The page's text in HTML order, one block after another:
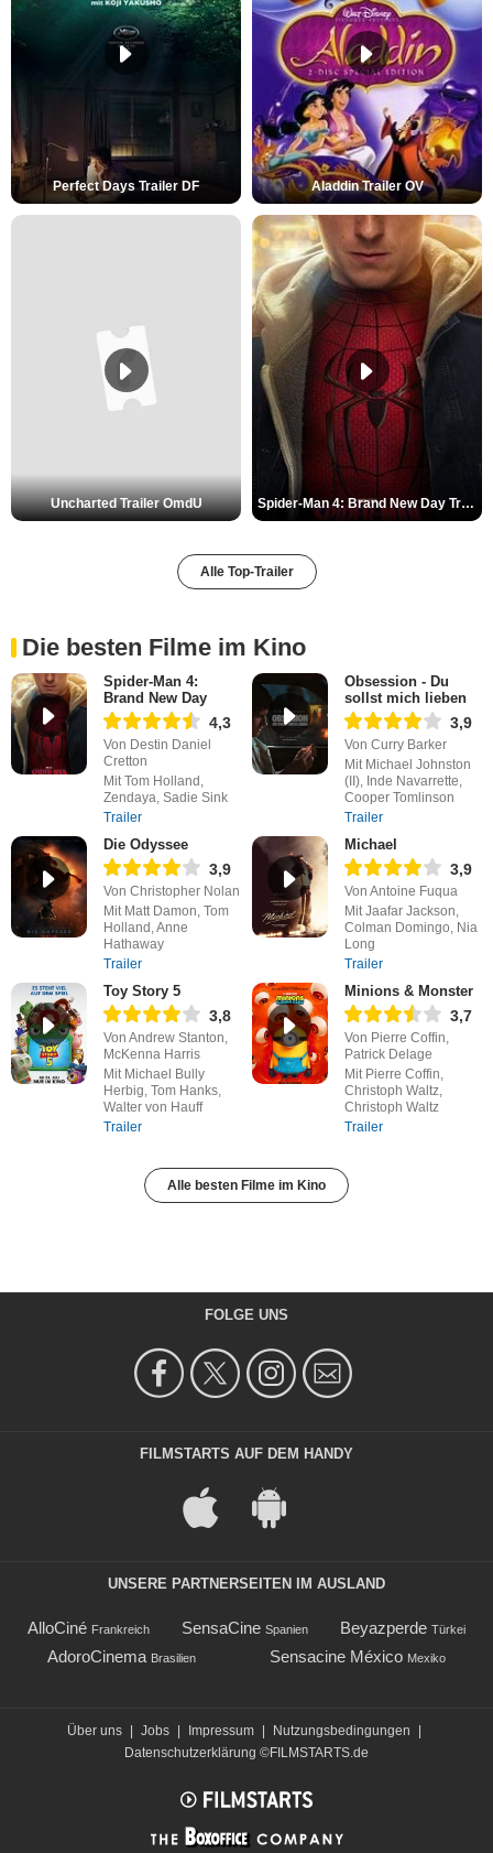
Perfect Days Trailer DF Aladdin Trailer OV
Uncharted Trailer OmdU Spider-Man 4: Brand New Day Trailer (3) DF
Alle Top-Trailer
Die besten Filme im Kino
Spider-Man 4:
Brand New Day
4,3
Von Destin Daniel
Cretton
Mit Tom Holland,
Zendaya, Sadie Sink
Trailer
Obsession - Du
sollst mich lieben
3,9
Von Curry Barker
Mit Michael Johnston
(II), Inde Navarrette,
Cooper Tomlinson
Trailer
Die Odyssee
3,9
Von Christopher Nolan
Mit Matt Damon, Tom
Holland, Anne
Hathaway
Trailer
Michael
3,9
Von Antoine Fuqua
Mit Jaafar Jackson,
Colman Domingo, Nia
Long
Trailer
Toy Story 5
3,8
Von Andrew Stanton,
McKenna Harris
Mit Michael Bully
Herbig, Tom Hanks,
Walter von Hauff
Trailer
Minions & Monster
3,7
Von Pierre Coffin,
Patrick Delage
Mit Pierre Coffin,
Christoph Waltz,
Christoph Waltz
Trailer
Alle besten Filme im Kino
FOLGE UNS
FILMSTARTS AUF DEM HANDY
UNSERE PARTNERSEITEN IM AUSLAND
AlloCiné Frankreich SensaCine Spanien Beyazperde Türkei
AdoroCinema Brasilien Sensacine México Mexiko
Über uns | Jobs | Impressum | Nutzungsbedingungen
|
Datenschutzerklärung ©FILMSTARTS.de